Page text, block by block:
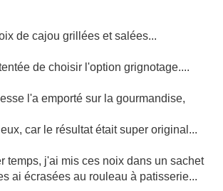
de cajou grillées et salées...
de choisir l'option grignotage....
l'a emporté sur la gourmandise,
car le résultat était super original...
temps, j'ai mis ces noix dans un sachet
ai écrasées au rouleau à patisserie...